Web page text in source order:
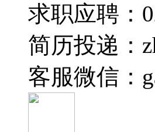
求职应聘：
简历投递：
客服微信：